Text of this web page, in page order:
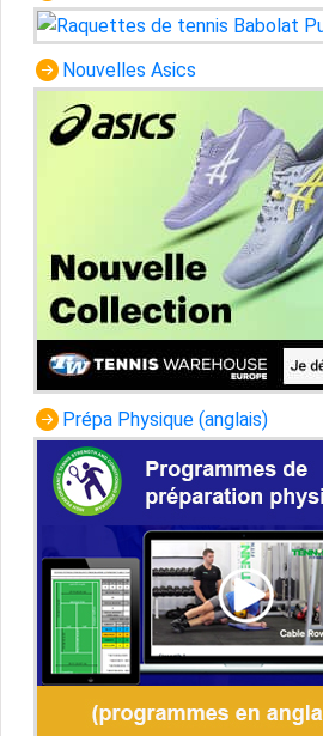
Nouvelles Asics
Prépa Physique (anglais)